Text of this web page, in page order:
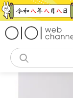
コ
ン